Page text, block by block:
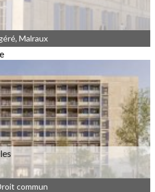
€
Malraux
commun